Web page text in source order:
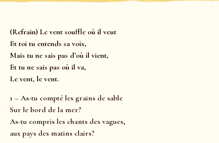
(Refrain) Le vent souffle où il veut
Et toi tu entends sa voix,
Mais tu ne sais pas d’où il vient,
Et tu ne sais pas où il va,
Le vent, le vent.
1 – As-tu compté les grains de sable
Sur le bord de la mer?
As-tu compris les chants des vagues,
aux pays des matins clairs?